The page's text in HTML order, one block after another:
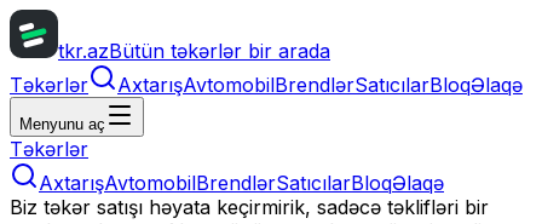
tkr.azBütün təkərlər bir arada
Təkərlər
AxtarışAvtomobilBrendlərSatıcılarBloqƏlaqə
Menyunu aç
Təkərlər
AxtarışAvtomobilBrendlərSatıcılarBloqƏlaqə
Biz təkər satışı həyata keçirmirik, sadəcə təklifləri bir